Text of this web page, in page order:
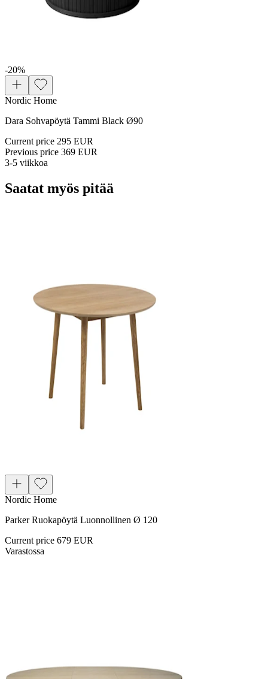
-20%
Nordic Home
Dara Sohvapöytä Tammi Black Ø90
Current price 295 EUR
Previous price 369 EUR
3-5 viikkoa
Saatat myös pitää
Nordic Home
Parker Ruokapöytä Luonnollinen Ø 120
Current price 679 EUR
Varastossa